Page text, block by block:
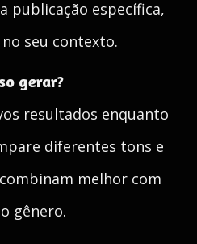
publicação específica,
seu contexto.
gerar?
resultados enquanto
diferentes tons e
melhor com
gênero.